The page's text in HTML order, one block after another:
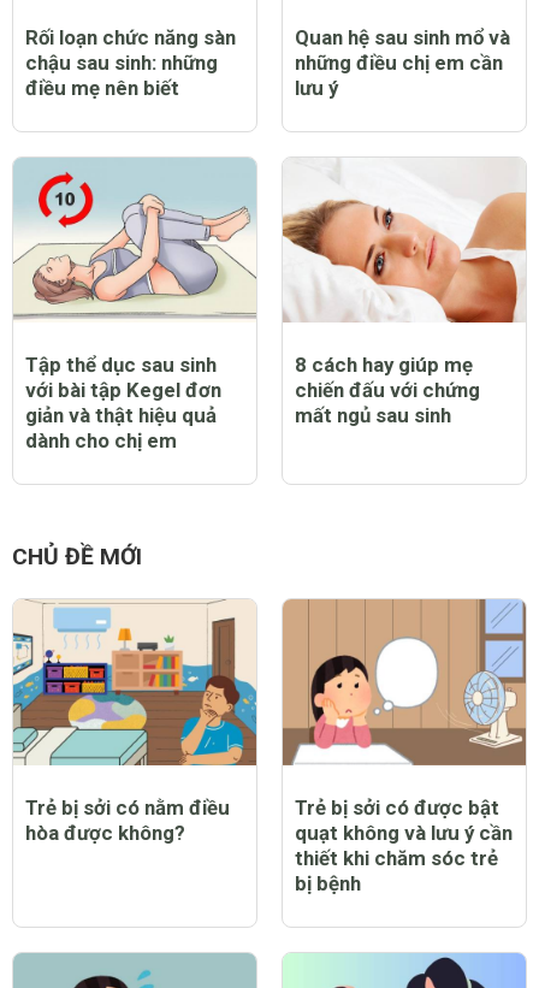
Rối loạn chức năng sàn
chậu sau sinh: những
điều mẹ nên biết
Quan hệ sau sinh mổ và
những điều chị em cần
lưu ý
Tập thể dục sau sinh
với bài tập Kegel đơn
giản và thật hiệu quả
dành cho chị em
8 cách hay giúp mẹ
chiến đấu với chứng
mất ngủ sau sinh
CHỦ ĐỀ MỚI
Trẻ bị sởi có nằm điều
hòa được không?
Trẻ bị sởi có được bật
quạt không và lưu ý cần
thiết khi chăm sóc trẻ
bị bệnh